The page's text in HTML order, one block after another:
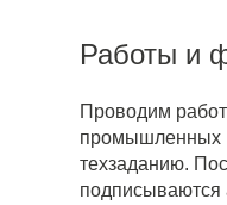
Работы и
Проводим
промышленных
техзаданию.
подписываются